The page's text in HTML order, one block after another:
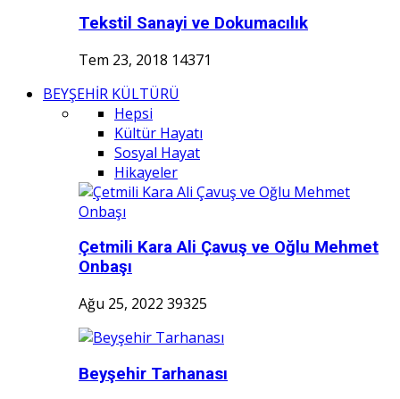
Tekstil Sanayi ve Dokumacılık
Tem 23, 2018 14371
BEYŞEHİR KÜLTÜRÜ
Hepsi
Kültür Hayatı
Sosyal Hayat
Hikayeler
Çetmili Kara Ali Çavuş ve Oğlu Mehmet
Onbaşı
Ağu 25, 2022 39325
Beyşehir Tarhanası